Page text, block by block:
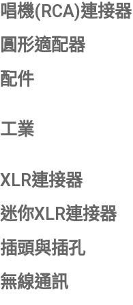
唱機(RCA)連接器
圓形適配器
配件
工業
XLR連接器
迷你XLR連接器
插頭與插孔
無線通訊